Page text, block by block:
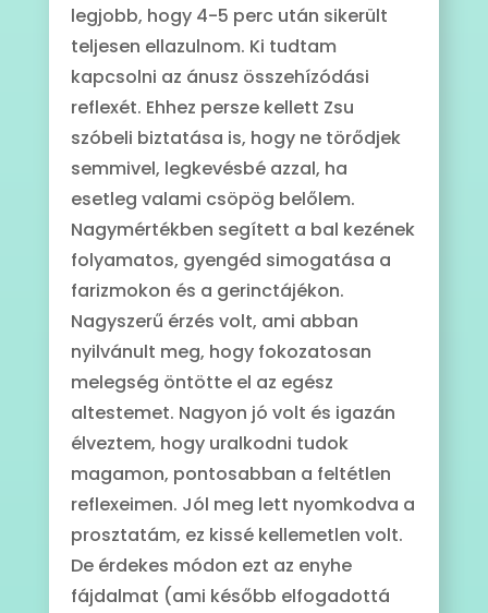
legjobb, hogy 4-5 perc után sikerült
teljesen ellazulnom. Ki tudtam
kapcsolni az ánusz összehízódási
reflexét. Ehhez persze kellett Zsu
szóbeli biztatása is, hogy ne törődjek
semmivel, legkevésbé azzal, ha
esetleg valami csöpög belőlem.
Nagymértékben segített a bal kezének
folyamatos, gyengéd simogatása a
farizmokon és a gerinctájékon.
Nagyszerű érzés volt, ami abban
nyilvánult meg, hogy fokozatosan
melegség öntötte el az egész
altestemet. Nagyon jó volt és igazán
élveztem, hogy uralkodni tudok
magamon, pontosabban a feltétlen
reflexeimen. Jól meg lett nyomkodva a
prosztatám, ez kissé kellemetlen volt.
De érdekes módon ezt az enyhe
fájdalmat (ami később elfogadottá